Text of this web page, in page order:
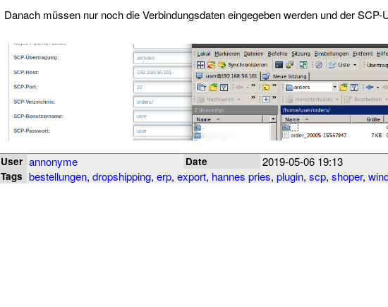
Danach müssen nur noch die Verbindungsdaten eingegeben werden und der SCP-
User annonyme Date 2019-05-06 19:13
Tags bestellungen, dropshipping, erp, export, hannes pries, plugin, scp, shoper,